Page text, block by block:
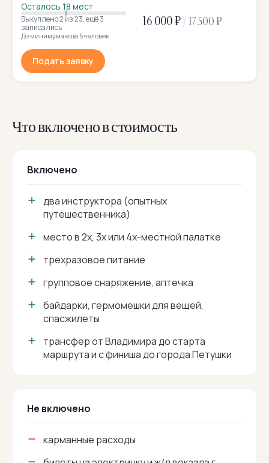
Осталось 18 мест
Выкуплено 2 из 23,ещё 3
записались
До минимума ещё 5 человек
16 000 ₽/17 500 ₽
Подать заявку
Что включено в стоимость
Включено
два инструктора (опытных
путешественника)
место в 2х, 3х или 4х-местной палатке
трехразовое питание
групповое снаряжение, аптечка
байдарки, гермомешки для вещей,
спасжилеты
трансфер от Владимира до старта
маршрута и с финиша до города Петушки
Не включено
карманные расходы